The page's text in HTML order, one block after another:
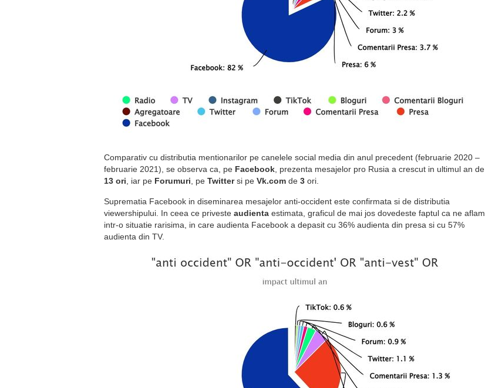
Comparativ cu distributia mentionarilor pe canelele social media din anul precedent (februarie 2020 –
februarie 2021), se observa ca, pe Facebook , prezenta mesajelor pro Rusia a crescut in ultimul an de
13 ori , iar pe Forumuri , pe Twittersi pe Vk.com de 3 ori.
Suprematia Facebook in diseminarea mesajelor anti-occident este confirmata si de distributia
viewershipului. In ceea ce priveste audienta estimata, graficul de mai jos dovedeste faptul ca ne aflam
intr-o situatie rarisima, in care audienta Facebook a depasit cu 36% audienta din presa si cu 57%
audienta din TV.